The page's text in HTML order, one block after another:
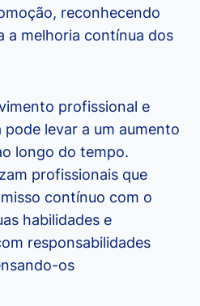
reconhecendo
a melhoria contínua dos
profissional e
pode levar a um aumento
longo do tempo.
profissionais que
contínuo com o
habilidades e
responsabilidades
os